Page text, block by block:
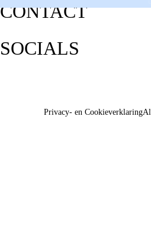
CONTACT
SOCIALS
Privacy- en Cookieverklaring